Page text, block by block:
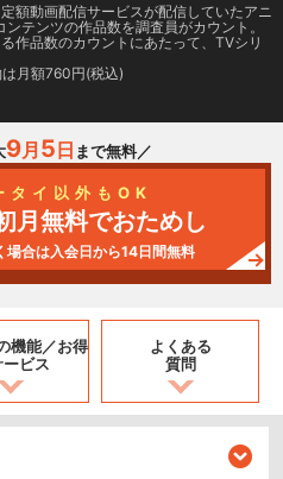
額動画配信サービスが配信していたアニ
テンツの作品数を調査員がカウント。
作品数のカウントにあたって、TVシリ
月額760円(税込)
9月 5 日 まで無料／
タイ以外もOK
月無料でおためし
合は入会日から14日間無料
機能／お得
ビス
よくある
質問